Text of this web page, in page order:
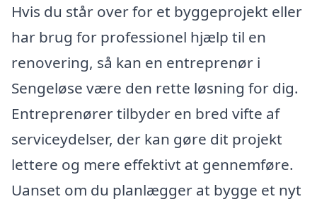
Hvis du står over for et byggeprojekt eller
har brug for professionel hjælp til en
renovering, så kan en entreprenør i
Sengeløse være den rette løsning for dig.
Entreprenører tilbyder en bred vifte af
serviceydelser, der kan gøre dit projekt
lettere og mere effektivt at gennemføre.
Uanset om du planlægger at bygge et nyt